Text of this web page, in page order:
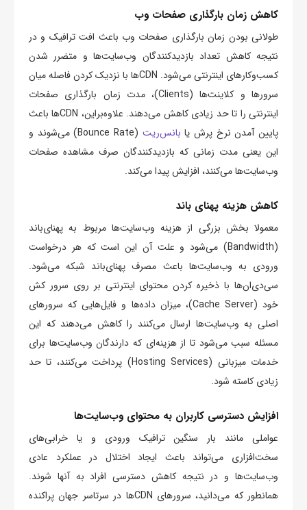
کاهش زمان بارگذاری صفحات وب
طولانی بودن زمان بارگذاری صفحات وب‌ باعث افت ترافیک و در
نتیجه کاهش تعداد بازدیدکنندگان وب‌سایت‌ها و متضرر شدن
کسب‌وکارهای اینترنتی می‌شود. CDNها با نزدیک‌ کردن فاصله میان
سرور‌ها و کلاینت‌ها (Clients)، مدت زمان بارگذاری صفحات
اینترنتی را تا حد زیادی کاهش می‌دهند. علاوه‌براین، CDNها باعث
پایین آمدن ‌نرخ پرش یا بانس‌‌ریت
(Bounce Rate) می‌شوند و
این یعنی مدت زمانی که بازدیدکنندگان صرف مشاهده صفحات
وب‌سایت‌ها می‌کنند، افزایش پیدا می‌کند.
کاهش هزینه پهنای باند
معمولا بخش بزرگی از هزینه وب‌سایت‌ها مربوط به پهنای‌باند
(Bandwidth) می‌شود و علت آن این است که هر درخواست
ورودی به وب‌سایت‌ها باعث مصرف پهنای‌باند شبکه می‌شود.
سی‌دی‌ان‌‌ها با ذخیره کردن محتوای اینترنتی بر روی سرور کش
خود (Cache Server)، میزان داده‌ها و فایل‌هایی که سرور‌های
اصلی به وب‌سایت‌ها ارسال می‌کنند را کاهش می‌دهند که این
مسئله سبب می‌شود تا از هزینه‌‌ای که دارندگان وب‌سایت‌‌ها برای
خدمات میزبانی (Hosting Services) پرداخت می‌کنند، تا حد
زیادی کاسته شود.
افزایش دسترسی کاربران به محتوای وب‌سایت‌ها
عواملی مانند بار سنگین ترافیک ورودی و یا خرابی‌‌های
سخت‌افزاری می‌تواند باعث ایجاد اختلال در عملکرد عادی
وب‌سایت‌ها و در نتیجه کاهش دسترسی افراد به آنها شوند.
همانطور که می‌دانید، سرور‌های CDNها در سرتاسر جهان پراکنده